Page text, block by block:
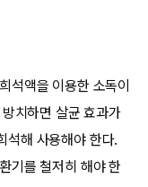
석액을 이용한 소독이
치하면 살균 효과가
석해 사용해야 한다.
기를 철저히 해야 한